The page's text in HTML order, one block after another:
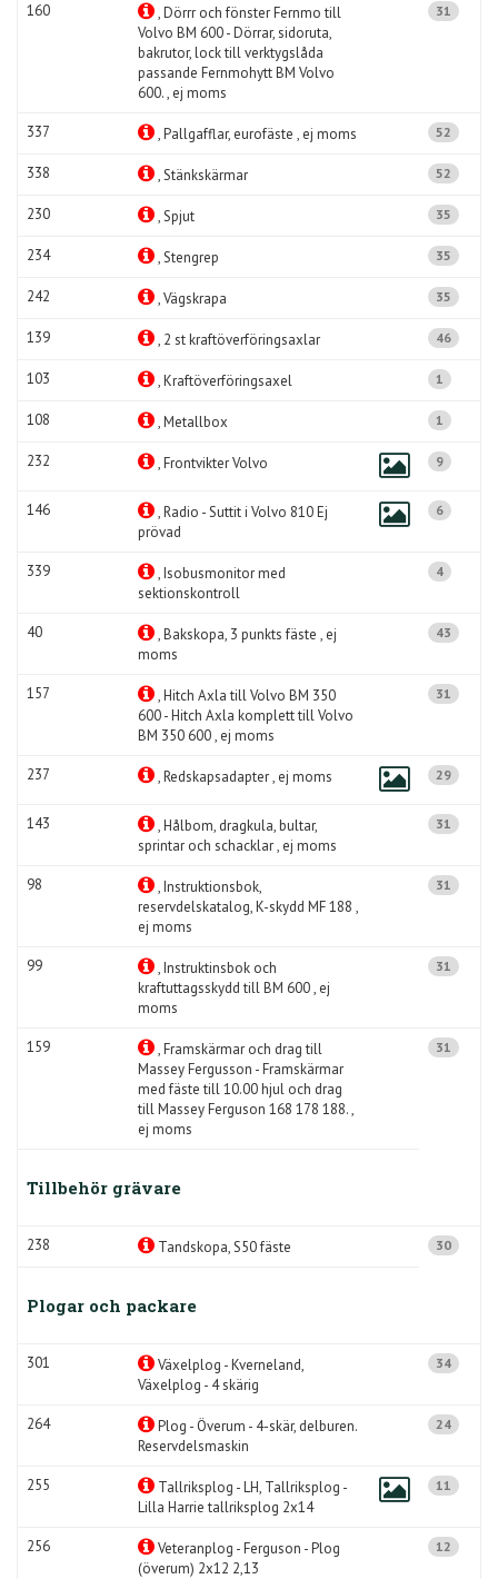
160
, Dörrr och fönster Fernmo till
Volvo BM 600 - Dörrar, sidoruta,
bakrutor, lock till verktygslåda
passande Fernmohytt BM Volvo
600. , ej moms
31
337 , Pallgafflar, eurofäste , ej moms 52
338 , Stänkskärmar 52
230 , Spjut 35
234 , Stengrep 35
242 , Vägskrapa 35
139 , 2 st kraftöverföringsaxlar 46
103 , Kraftöverföringsaxel 1
108 , Metallbox 1
232 , Frontvikter Volvo 9
146
, Radio - Suttit i Volvo 810 Ej
prövad
6
339
, Isobusmonitor med
sektionskontroll
4
40
, Bakskopa, 3 punkts fäste , ej
moms
43
157
, Hitch Axla till Volvo BM 350
600 - Hitch Axla komplett till Volvo
BM 350 600 , ej moms
31
237 , Redskapsadapter , ej moms 29
143
, Hålbom, dragkula, bultar,
sprintar och schacklar , ej moms
31
98
, Instruktionsbok,
reservdelskatalog, K-skydd MF 188 ,
ej moms
31
99
, Instruktinsbok och
kraftuttagsskydd till BM 600 , ej
moms
31
159
, Framskärmar och drag till
Massey Fergusson - Framskärmar
med fäste till 10.00 hjul och drag
till Massey Ferguson 168 178 188. ,
ej moms
31
Tillbehör grävare
238 Tandskopa, S50 fäste 30
Plogar och packare
301
Växelplog - Kverneland,
Växelplog - 4 skärig
34
264
Plog - Överum - 4-skär, delburen.
Reservdelsmaskin
24
255
Tallriksplog - LH, Tallriksplog -
Lilla Harrie tallriksplog 2x14
11
256
Veteranplog - Ferguson - Plog
(överum) 2x12 2,13
12